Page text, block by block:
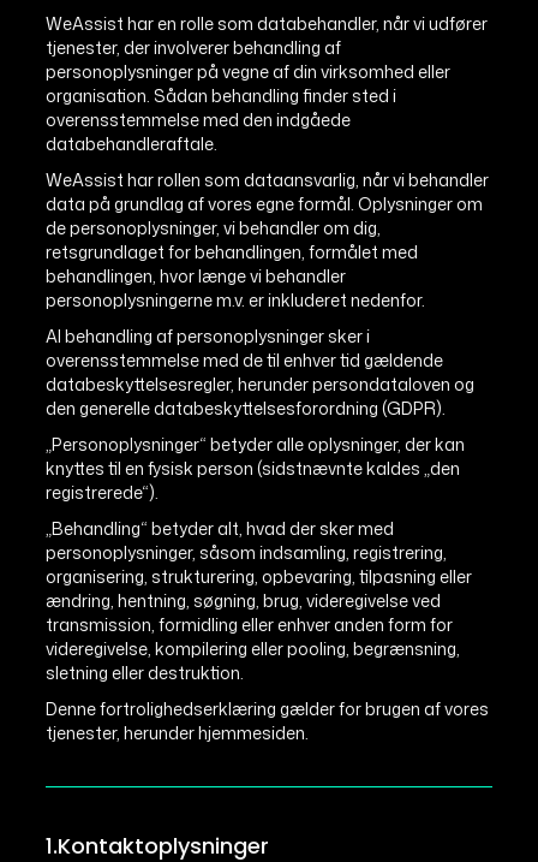
WeAssist har en rolle som databehandler, når vi udfører
tjenester, der involverer behandling af
personoplysninger på vegne af din virksomhed eller
organisation. Sådan behandling finder sted i
overensstemmelse med den indgåede
databehandleraftale.
WeAssist har rollen som dataansvarlig, når vi behandler
data på grundlag af vores egne formål. Oplysninger om
de personoplysninger, vi behandler om dig,
retsgrundlaget for behandlingen, formålet med
behandlingen, hvor længe vi behandler
personoplysningerne m.v. er inkluderet nedenfor.
Al behandling af personoplysninger sker i
overensstemmelse med de til enhver tid gældende
databeskyttelsesregler, herunder persondataloven og
den generelle databeskyttelsesforordning (GDPR).
„Personoplysninger“ betyder alle oplysninger, der kan
knyttes til en fysisk person (sidstnævnte kaldes „den
registrerede“).
„Behandling“ betyder alt, hvad der sker med
personoplysninger, såsom indsamling, registrering,
organisering, strukturering, opbevaring, tilpasning eller
ændring, hentning, søgning, brug, videregivelse ved
transmission, formidling eller enhver anden form for
videregivelse, kompilering eller pooling, begrænsning,
sletning eller destruktion.
Denne fortrolighedserklæring gælder for brugen af vores
tjenester, herunder hjemmesiden.
1.Kontaktoplysninger